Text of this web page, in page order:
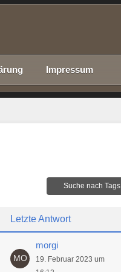
Impressum
Suche nach Tags
Letzte Antwort
morgi
19. Februar 2023 um